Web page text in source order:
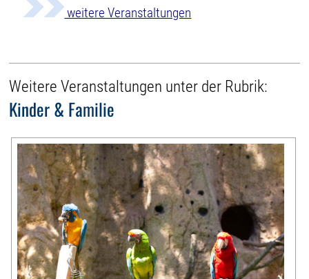
weitere Veranstaltungen
Weitere Veranstaltungen unter der Rubrik:
Kinder & Familie